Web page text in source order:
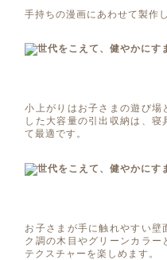
手持ちの漫画にあわせて製作
小上がりはお子さまの遊び場
した大容量の引出収納は、寝
て最適です。
お子さまが手に触れやすい壁
ク調の木目やグリーンカラー
テクスチャーを楽しめます。